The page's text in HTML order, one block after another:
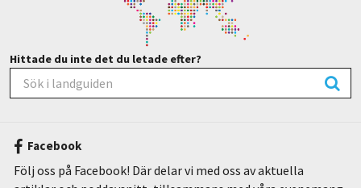
Hittade du inte det du letade efter?
Facebook
Följ oss på Facebook! Där delar vi med oss av aktuella